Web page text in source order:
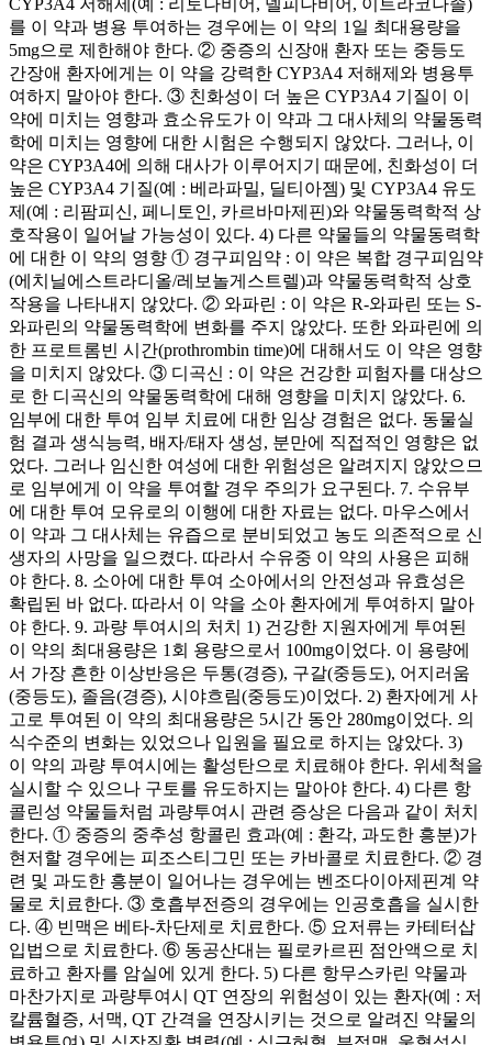
를 이 약과 병용 투여하는 경우에는 이 약의 1일 최대용량을
5mg으로 제한해야 한다. ② 중증의 신장애 환자 또는 중등도
간장애 환자에게는 이 약을 강력한 CYP3A4 저해제와 병용투
여하지 말아야 한다. ③ 친화성이 더 높은 CYP3A4 기질이 이
약에 미치는 영향과 효소유도가 이 약과 그 대사체의 약물동력
학에 미치는 영향에 대한 시험은 수행되지 않았다. 그러나, 이
약은 CYP3A4에 의해 대사가 이루어지기 때문에, 친화성이 더
높은 CYP3A4 기질(예 : 베라파밀, 딜티아젬) 및 CYP3A4 유도
제(예 : 리팜피신, 페니토인, 카르바마제핀)와 약물동력학적 상
호작용이 일어날 가능성이 있다. 4) 다른 약물들의 약물동력학
에 대한 이 약의 영향 ① 경구피임약 : 이 약은 복합 경구피임약
(에치닐에스트라디올/레보놀게스트렐)과 약물동력학적 상호
작용을 나타내지 않았다. ② 와파린 : 이 약은 R-와파린 또는 S-
와파린의 약물동력학에 변화를 주지 않았다. 또한 와파린에 의
한 프로트롬빈 시간(prothrombin time)에 대해서도 이 약은 영향
을 미치지 않았다. ③ 디곡신 : 이 약은 건강한 피험자를 대상으
로 한 디곡신의 약물동력학에 대해 영향을 미치지 않았다. 6.
임부에 대한 투여 임부 치료에 대한 임상 경험은 없다. 동물실
험 결과 생식능력, 배자/태자 생성, 분만에 직접적인 영향은 없
었다. 그러나 임신한 여성에 대한 위험성은 알려지지 않았으므
로 임부에게 이 약을 투여할 경우 주의가 요구된다. 7. 수유부
에 대한 투여 모유로의 이행에 대한 자료는 없다. 마우스에서
이 약과 그 대사체는 유즙으로 분비되었고 농도 의존적으로 신
생자의 사망을 일으켰다. 따라서 수유중 이 약의 사용은 피해
야 한다. 8. 소아에 대한 투여 소아에서의 안전성과 유효성은
확립된 바 없다. 따라서 이 약을 소아 환자에게 투여하지 말아
야 한다. 9. 과량 투여시의 처치 1) 건강한 지원자에게 투여된
이 약의 최대용량은 1회 용량으로서 100mg이었다. 이 용량에
서 가장 흔한 이상반응은 두통(경증), 구갈(중등도), 어지러움
(중등도), 졸음(경증), 시야흐림(중등도)이었다. 2) 환자에게 사
고로 투여된 이 약의 최대용량은 5시간 동안 280mg이었다. 의
식수준의 변화는 있었으나 입원을 필요로 하지는 않았다. 3)
이 약의 과량 투여시에는 활성탄으로 치료해야 한다. 위세척을
실시할 수 있으나 구토를 유도하지는 말아야 한다. 4) 다른 항
콜린성 약물들처럼 과량투여시 관련 증상은 다음과 같이 처치
한다. ① 중증의 중추성 항콜린 효과(예 : 환각, 과도한 흥분)가
현저할 경우에는 피조스티그민 또는 카바콜로 치료한다. ② 경
련 및 과도한 흥분이 일어나는 경우에는 벤조다이아제핀계 약
물로 치료한다. ③ 호흡부전증의 경우에는 인공호흡을 실시한
다. ④ 빈맥은 베타-차단제로 치료한다. ⑤ 요저류는 카테터삽
입법으로 치료한다. ⑥ 동공산대는 필로카르핀 점안액으로 치
료하고 환자를 암실에 있게 한다. 5) 다른 항무스카린 약물과
마찬가지로 과량투여시 QT 연장의 위험성이 있는 환자(예 : 저
칼륨혈증, 서맥, QT 간격을 연장시키는 것으로 알려진 약물의